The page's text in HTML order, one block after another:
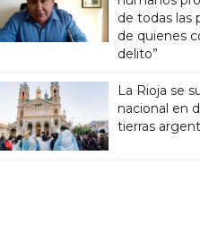
de todas las
de quienes
delito”
La Rioja se
nacional en
tierras